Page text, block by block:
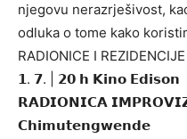
njegovu nerazrješivost,
odluka o tome kako
RADIONICE I REZIDENCIJE
𝟭. 𝟳. | 𝟮𝟬 𝗵 𝗞𝗶𝗻𝗼 𝗘𝗱𝗶𝘀𝗼𝗻
𝗥𝗔𝗗𝗜𝗢𝗡𝗜𝗖𝗔
𝗖𝗵𝗶𝗺𝘂𝘁𝗲𝗻𝗴𝘄𝗲𝗻𝗱𝗲